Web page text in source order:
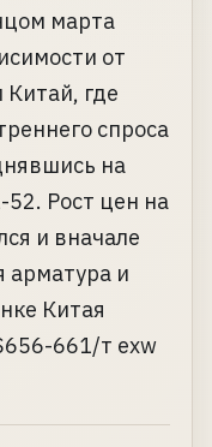
марта
от
где
спроса
на
Рост цен на
и вначале
арматура и
Китая
661/т exw